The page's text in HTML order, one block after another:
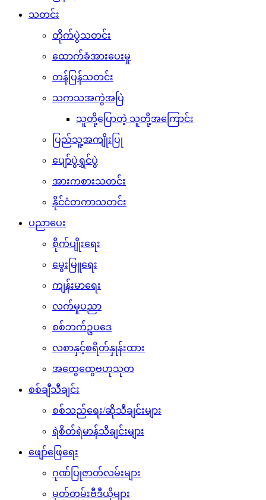
သတင်း
တိုက်ပွဲသတင်း
ထောက်ခံအားပေးမှု
တန်ပြန်သတင်း
သကသအကွဲအပြဲ
သူတို့ပြောတဲ့ သူတို့အကြောင်း
ပြည်သူ့အကျိုးပြု
ပျော်ပွဲရွှင်ပွဲ
အားကစားသတင်း
နိုင်ငံတကာသတင်း
ပညာပေး
စိုက်ပျိုးရေး
မွေးမြူရေး
ကျန်းမာရေး
လက်မှုပညာ
စစ်ဘက်ဥပဒေ
လစာနှင့်စရိတ်နှုန်းထား
အထွေထွေဗဟုသုတ
စစ်ချီသီချင်း
စစ်သည်ရေး/ဆိုသီချင်းများ
ရဲစိတ်ရဲမာန်သီချင်းများ
ဖျော်ဖြေရေး
ဂုဏ်ပြုဇာတ်လမ်းများ
မှတ်တမ်းဗီဒီယိုများ